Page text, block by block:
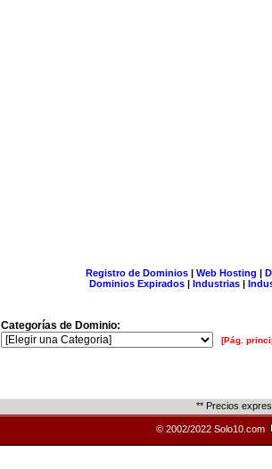
Registro de Dominios| Web Hosting |
Dominios Expirados | Industrias |
Categorías de Dominio:
[Pág.
** Precios
© 2002/2022 Solo10.com